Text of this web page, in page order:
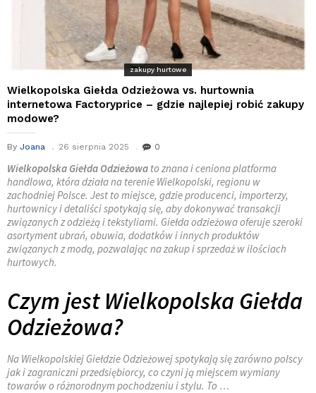
zakupy hurtowe
Wielkopolska Giełda Odzieżowa vs. hurtownia
internetowa Factoryprice – gdzie najlepiej robić zakupy
modowe?
By Joana 26 sierpnia 2025 0
Wielkopolska Giełda Odzieżowa to znana i ceniona platforma
handlowa, która działa na terenie Wielkopolski, regionu w
zachodniej Polsce. Jest to miejsce, gdzie producenci, importerzy,
hurtownicy i detaliści spotykają się, aby dokonywać transakcji
związanych z odzieżą i tekstyliami. Giełda odzieżowa oferuje szeroki
asortyment ubrań, obuwia, dodatków i innych produktów
związanych z modą, pozwalając na zakup i sprzedaż w ilościach
hurtowych.
Czym jest Wielkopolska Giełda
Odzieżowa?
Na Wielkopolskiej Giełdzie Odzieżowej spotykają się zarówno polscy
jak i zagraniczni przedsiębiorcy, co czyni ją miejscem wymiany
towarów o różnorodnym pochodzeniu i stylu. To …